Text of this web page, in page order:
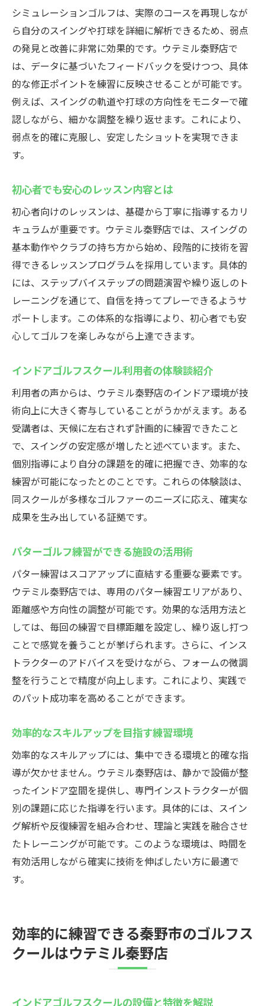
シミュレーションゴルフは、実際のコースを再現しなが
ら自分のスイングや打球を詳細に解析できるため、弱点
の発見と改善に非常に効果的です。ウテミル秦野店で
は、データに基づいたフィードバックを受けつつ、具体
的な修正ポイントを練習に反映させることが可能です。
例えば、スイングの軌道や打球の方向性をモニターで確
認しながら、細かな調整を繰り返せます。これにより、
弱点を的確に克服し、安定したショットを実現できま
す。
初心者でも安心のレッスン内容とは
初心者向けのレッスンは、基礎から丁寧に指導するカリ
キュラムが重要です。ウテミル秦野店では、スイングの
基本動作やクラブの持ち方から始め、段階的に技術を習
得できるレッスンプログラムを採用しています。具体的
には、ステップバイステップの問題演習や繰り返しのト
レーニングを通じて、自信を持ってプレーできるようサ
ポートします。この体系的な指導により、初心者でも安
心してゴルフを楽しみながら上達できます。
インドアゴルフスクール利用者の体験談紹介
利用者の声からは、ウテミル秦野店のインドア環境が技
術向上に大きく寄与していることがうかがえます。ある
受講者は、天候に左右されず計画的に練習できたこと
で、スイングの安定感が増したと述べています。また、
個別指導により自分の課題を的確に把握でき、効率的な
練習が可能になったとのことです。これらの体験談は、
同スクールが多様なゴルファーのニーズに応え、確実な
成果を生み出している証拠です。
パターゴルフ練習ができる施設の活用術
パター練習はスコアアップに直結する重要な要素です。
ウテミル秦野店では、専用のパター練習エリアがあり、
距離感や方向性の調整が可能です。効果的な活用方法と
しては、毎回の練習で目標距離を設定し、繰り返し打つ
ことで感覚を養うことが挙げられます。さらに、インス
トラクターのアドバイスを受けながら、フォームの微調
整を行うことで精度が向上します。これにより、実践で
のパット成功率を高めることができます。
効率的なスキルアップを目指す練習環境
効率的なスキルアップには、集中できる環境と的確な指
導が欠かせません。ウテミル秦野店は、静かで設備が整
ったインドア空間を提供し、専門インストラクターが個
別の課題に応じた指導を行います。具体的には、スイン
グ解析や反復練習を組み合わせ、理論と実践を融合させ
たトレーニングが可能です。このような環境は、時間を
有効活用しながら確実に技術を伸ばしたい方に最適で
す。
効率的に練習できる秦野市のゴルフス
クールはウテミル秦野店
インドアゴルフスクールの設備と特徴を解説